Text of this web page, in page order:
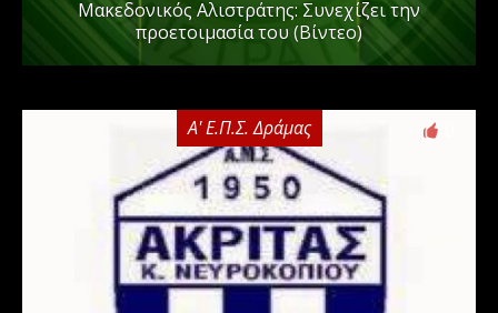
Μακεδονικός Αλιστράτης: Συνεχίζει την
προετοιμασία του (Βίντεο)
Α' Ε.Π.Σ. Δράμας